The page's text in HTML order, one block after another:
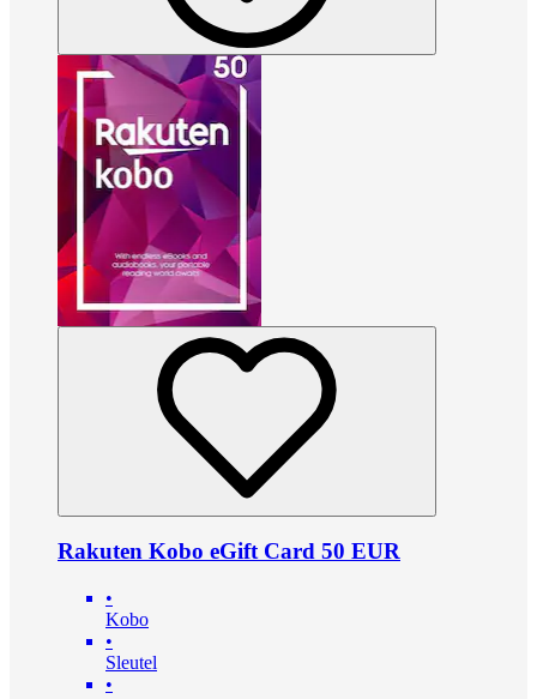
Rakuten Kobo eGift Card 50 EUR
•
Kobo
•
Sleutel
•